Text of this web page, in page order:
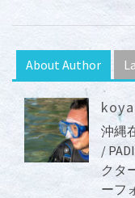
About Author
koya
沖縄
/
クタ
ーフ